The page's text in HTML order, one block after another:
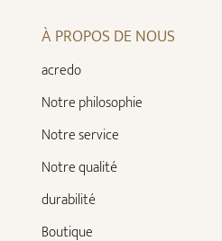
À PROPOS DE NOUS
acredo
Notre philosophie
Notre service
Notre qualité
durabilité
Boutique